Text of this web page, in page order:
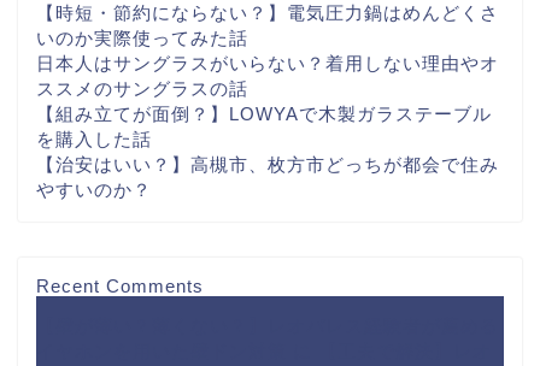
【時短・節約にならない？】電気圧力鍋はめんどくさ
いのか実際使ってみた話
日本人はサングラスがいらない？着用しない理由やオ
ススメのサングラスの話
【組み立てが面倒？】LOWYAで木製ガラステーブル
を購入した話
【治安はいい？】高槻市、枚方市どっちが都会で住み
やすいのか？
Recent Comments